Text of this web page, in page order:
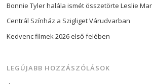
Bonnie Tyler halála ismét összetörte Leslie
Centrál Színház a Szigliget Várudvarban
Kedvenc filmek 2026 első felében
LEGÚJABB HOZZÁSZÓLÁSOK